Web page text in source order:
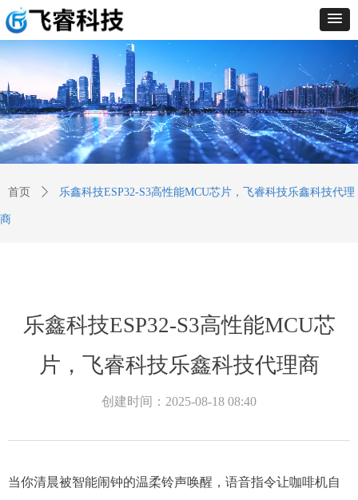
首页 ꄲ 乐鑫科技ESP32-S3高性能MCU芯片，飞睿科技乐鑫科技代理
商
乐鑫科技ESP32-S3高性能MCU芯
片，飞睿科技乐鑫科技代理商
创建时间： 2025-08-18 08:40
当你清晨被智能闹钟的温柔铃声唤醒，语音指令让咖啡机自